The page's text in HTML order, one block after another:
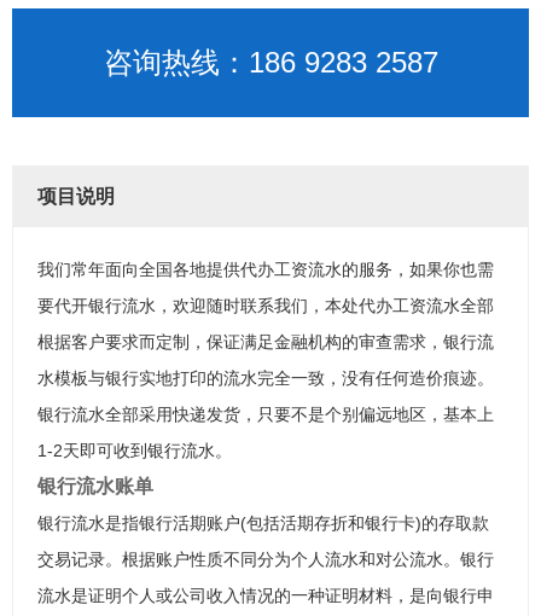
咨询热线：186 9283 2587
项目说明
我们常年面向全国各地提供代办工资流水的服务，如果你也需
要代开银行流水，欢迎随时联系我们，本处代办工资流水全部
根据客户要求而定制，保证满足金融机构的审查需求，银行流
水模板与银行实地打印的流水完全一致，没有任何造价痕迹。
银行流水全部采用快递发货，只要不是个别偏远地区，基本上
1-2天即可收到银行流水。
银行流水账单
银行流水是指银行活期账户(包括活期存折和银行卡)的存取款
交易记录。根据账户性质不同分为个人流水和对公流水。银行
流水是证明个人或公司收入情况的一种证明材料，是向银行申